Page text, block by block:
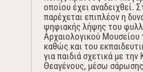
οποίου έχει αναδειχθεί.
παρέχεται επιπλέον η
ψηφιακής λήψης του
Αρχαιολογικού
καθώς και του
για παιδιά σχετικά με την
Θεαγένους, μέσω